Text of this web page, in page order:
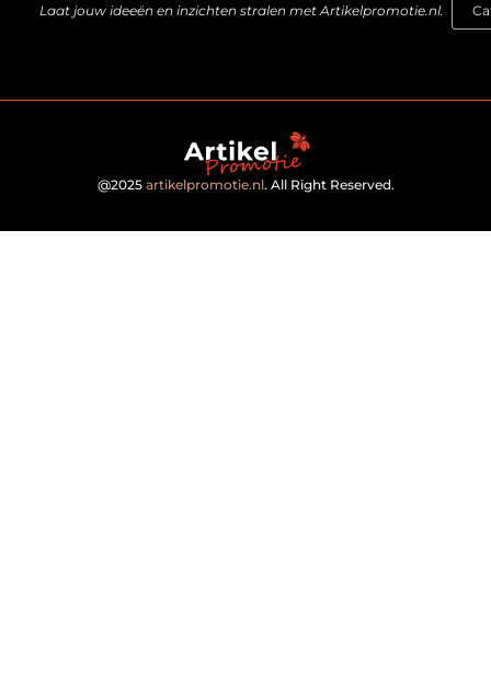
Laat jouw ideeën en inzichten stralen met Artikelpromotie.nl.
@2025 artikelpromotie.nl. All Right Reserved.